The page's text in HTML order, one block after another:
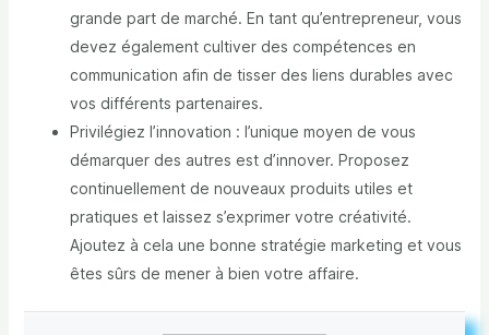
grande part de marché. En tant qu’entrepreneur, vous
devez également cultiver des compétences en
communication afin de tisser des liens durables avec
vos différents partenaires.
Privilégiez l’innovation : l’unique moyen de vous
démarquer des autres est d’innover. Proposez
continuellement de nouveaux produits utiles et
pratiques et laissez s’exprimer votre créativité.
Ajoutez à cela une bonne stratégie marketing et vous
êtes sûrs de mener à bien votre affaire.